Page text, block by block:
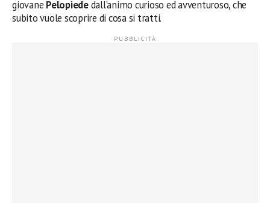
giovane Pelopiededall’animo curioso ed avventuroso, che
subito vuole scoprire di cosa si tratti.